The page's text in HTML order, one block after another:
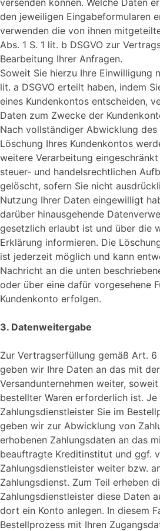
den jeweiligen Eingabeformularen
verwenden die von ihnen
Abs. 1 S. 1 lit. b DSGVO zur
Bearbeitung Ihrer Anfragen.
Soweit Sie hierzu Ihre Einwilligung
lit. a DSGVO erteilt haben, indem
eines Kundenkontos entscheiden,
Daten zum Zwecke der
Nach vollständiger Abwicklung
Löschung Ihres Kundenkontos
weitere Verarbeitung
steuer- und handelsrechtlichen
gelöscht, sofern Sie nicht
Nutzung Ihrer Daten eingewilligt
darüber hinausgehende
gesetzlich erlaubt ist und über die
Erklärung informieren. Die
ist jederzeit möglich und kann
Nachricht an die unten
oder über eine dafür vorgesehene
Kundenkonto erfolgen.
3. Datenweitergabe
Zur Vertragserfüllung gemäß Art. 6
geben wir Ihre Daten an das mit
Versandunternehmen weiter,
bestellter Waren erforderlich ist. Je
Zahlungsdienstleister Sie im
geben wir zur Abwicklung von
erhobenen Zahlungsdaten an das
beauftragte Kreditinstitut und ggf.
Zahlungsdienstleister weiter bzw.
Zahlungsdienst. Zum Teil erheben
Zahlungsdienstleister diese Daten
dort ein Konto anlegen. In diesem
Bestellprozess mit Ihren